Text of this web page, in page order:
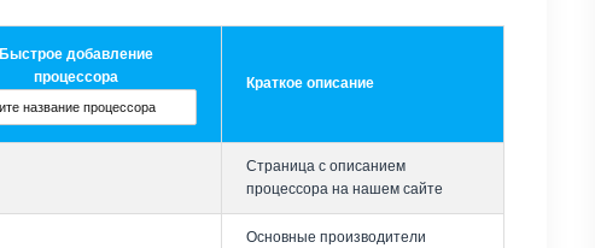
Быстрое добавление
процессора
Краткое описание
Страница с описанием
процессора на нашем сайте
Основные производители